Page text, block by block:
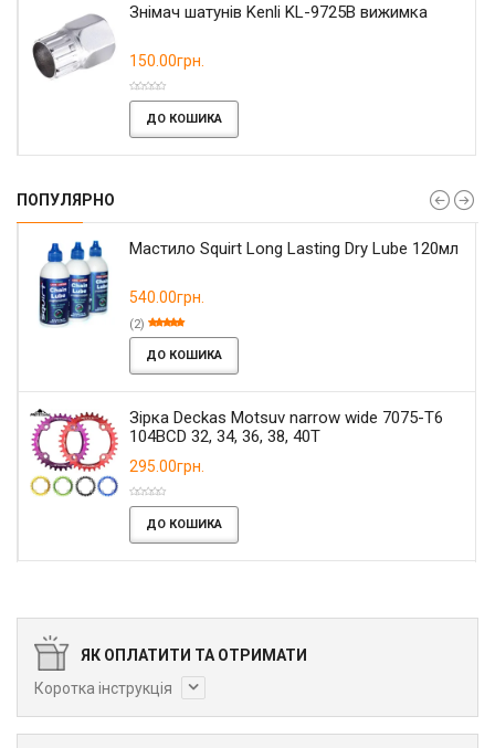
Знімач шатунів Kenli KL-9725B вижимка
150.00грн.
ДО КОШИКА
ПОПУЛЯРНО
Мастило Squirt Long Lasting Dry Lube 120мл
540.00грн.
(2)
ДО КОШИКА
Зірка Deckas Motsuv narrow wide 7075-T6
104BCD 32, 34, 36, 38, 40T
295.00грн.
ДО КОШИКА
ЯК ОПЛАТИТИ ТА ОТРИМАТИ
Коротка інструкція